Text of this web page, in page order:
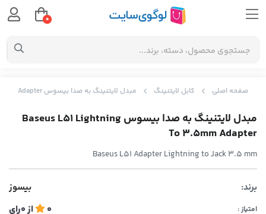
صفحه اصلی کابل لایتنینگ مبدل لایتنینگ به صدا بیسوس Baseus L51 Lightning To 3.5mm Adapter
مبدل لایتنینگ به صدا بیسوس Baseus L51 Lightning
To 3.5mm Adapter
Baseus L51 Adapter Lightning to Jack 3.5 mm
برند: بیسوز
امتیاز : 0 از0رای
0